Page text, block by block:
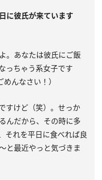
に彼氏が来ています
。あなたは彼氏にご飯
っちゃう系女子です
んなさい！）
すけど（笑）。せっか
んだから、その時に多
それを平日に食べれば良
と最近やっと気づきま